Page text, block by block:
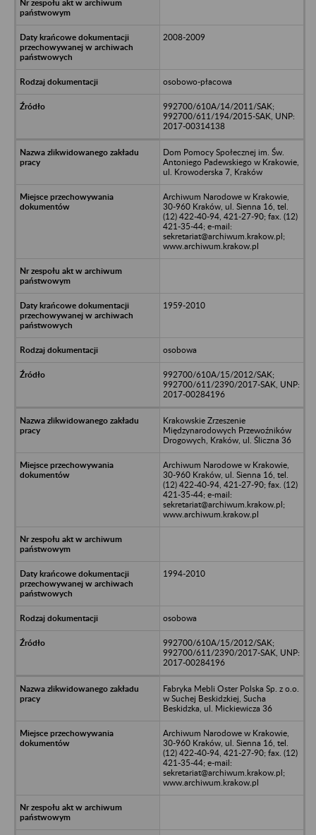
2008-2009
osobowo-płacowa
992700/610A/14/2011/SAK;
992700/611/194/2015-SAK, UNP:
2017-00314138
Dom Pomocy Społecznej im. Św.
Antoniego Padewskiego w Krakowie,
ul. Krowoderska 7, Kraków
Archiwum Narodowe w Krakowie,
30-960 Kraków, ul. Sienna 16, tel.
(12) 422-40-94, 421-27-90; fax. (12)
421-35-44; e-mail:
sekretariat@archiwum.krakow.pl;
www.archiwum.krakow.pl
1959-2010
osobowa
992700/610A/15/2012/SAK;
992700/611/2390/2017-SAK, UNP:
2017-00284196
Krakowskie Zrzeszenie
Międzynarodowych Przewoźników
Drogowych, Kraków, ul. Śliczna 36
Archiwum Narodowe w Krakowie,
30-960 Kraków, ul. Sienna 16, tel.
(12) 422-40-94, 421-27-90; fax. (12)
421-35-44; e-mail:
sekretariat@archiwum.krakow.pl;
www.archiwum.krakow.pl
1994-2010
osobowa
992700/610A/15/2012/SAK;
992700/611/2390/2017-SAK, UNP:
2017-00284196
Fabryka Mebli Oster Polska Sp. z o.o.
w Suchej Beskidzkiej, Sucha
Beskidzka, ul. Mickiewicza 36
Archiwum Narodowe w Krakowie,
30-960 Kraków, ul. Sienna 16, tel.
(12) 422-40-94, 421-27-90; fax. (12)
421-35-44; e-mail:
sekretariat@archiwum.krakow.pl;
www.archiwum.krakow.pl